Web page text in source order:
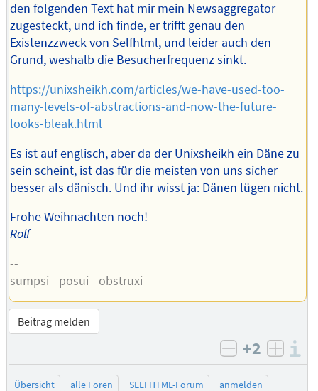
den folgenden Text hat mir mein Newsaggregator
zugesteckt, und ich finde, er trifft genau den
Existenzzweck von Selfhtml, und leider auch den
Grund, weshalb die Besucherfrequenz sinkt.
https://unixsheikh.com/articles/we-have-used-too-
many-levels-of-abstractions-and-now-the-future-
looks-bleak.html
Es ist auf englisch, aber da der Unixsheikh ein Däne zu
sein scheint, ist das für die meisten von uns sicher
besser als dänisch. Und ihr wisst ja: Dänen lügen nicht.
Frohe Weihnachten noch!
Rolf
--
sumpsi - posui - obstruxi
Beitrag melden
negativ
+2
Übersicht alle Foren SELFHTML-Forum
anmelden